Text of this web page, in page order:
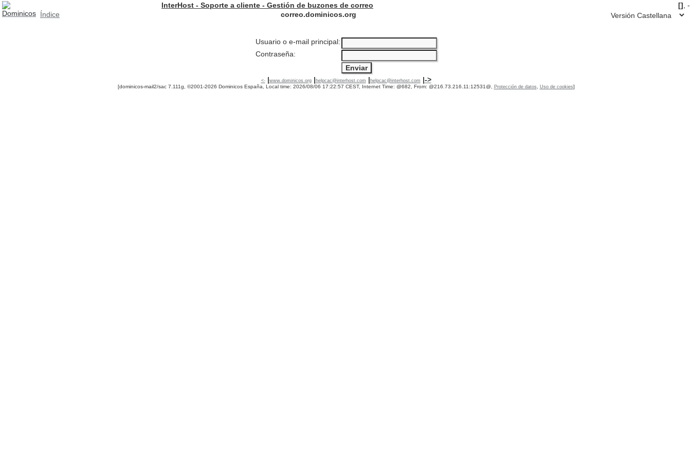
InterHost - Soporte a cliente - Gestión de buzones de correo [] , -
Índice
correo.dominicos.org
Usuario o e-mail principal:
Contraseña:
<- |www.dominicos.org | helpcac@interhost.com | helpcac@interhost.com |->
[dominicos-mail2/sac 7.111g, ©2001-2026 Dominicos España, Local time: 2026/08/06 17:22:57 CEST, Internet Time: @682, From: @216.73.216.11:12531@, Protección de datos Uso de cookies]